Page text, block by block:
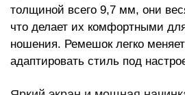
толщиной всего 9,7 мм, они
что делает их комфортными
ношения. Ремешок легко
адаптировать стиль под